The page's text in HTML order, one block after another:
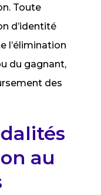
Toute
d’identité
l’élimination
du gagnant,
des
au